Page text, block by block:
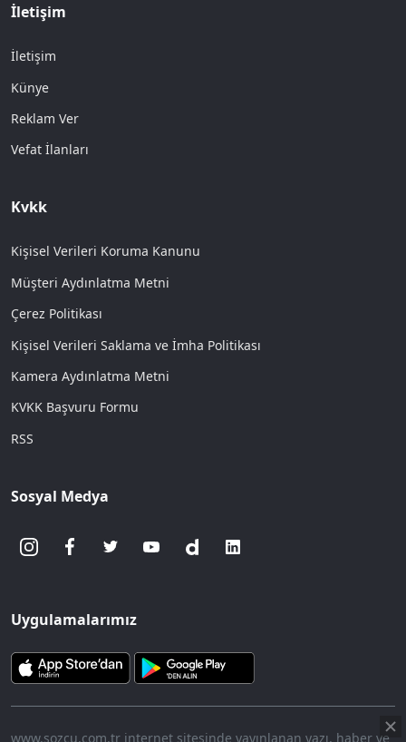
İletişim
İletişim
Künye
Reklam Ver
Vefat İlanları
Kvkk
Kişisel Verileri Koruma Kanunu
Müşteri Aydınlatma Metni
Çerez Politikası
Kişisel Verileri Saklama ve İmha Politikası
Kamera Aydınlatma Metni
KVKK Başvuru Formu
RSS
Sosyal Medya
Uygulamalarımız
www.sozcu.com.tr internet sitesinde yayınlanan yazı, haber ve